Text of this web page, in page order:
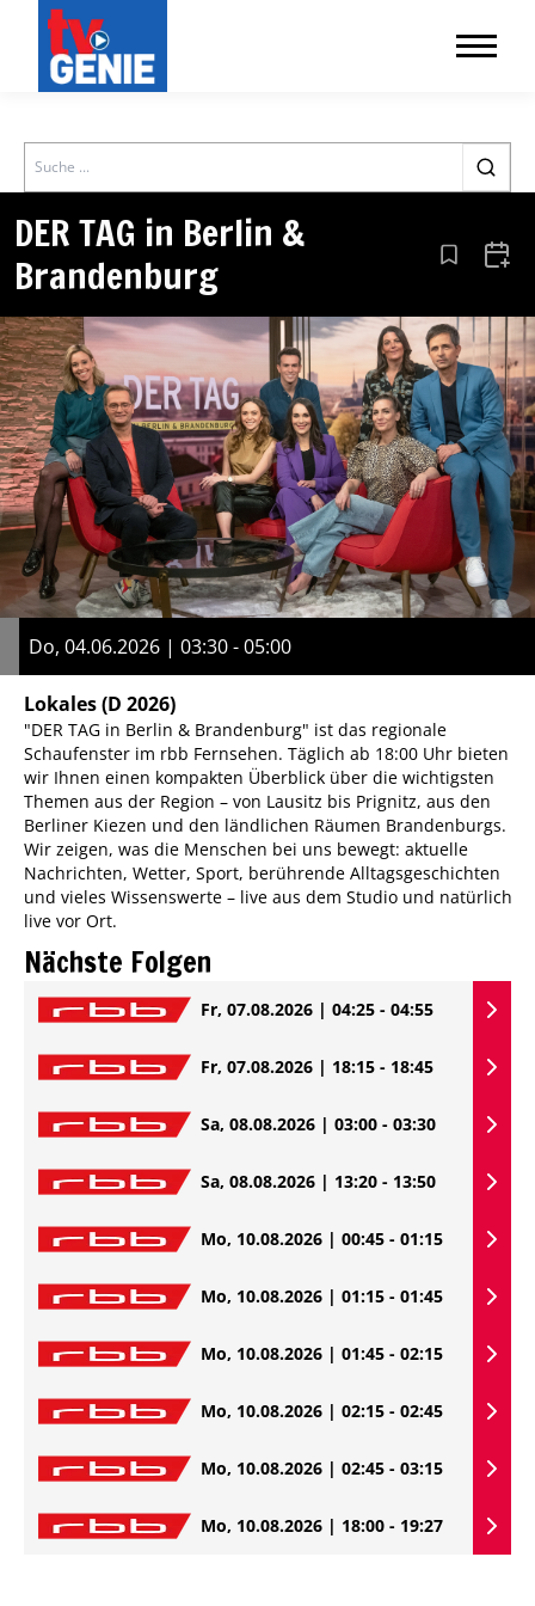
Search
DER TAG in Berlin &
Brandenburg
Aus den
Do, 04.06.2026 | 03:30 - 05:00
Lokales(D 2026)
"DER TAG in Berlin & Brandenburg" ist das regionale
Schaufenster im rbb Fernsehen. Täglich ab 18:00 Uhr bieten
wir Ihnen einen kompakten Überblick über die wichtigsten
Themen aus der Region – von Lausitz bis Prignitz, aus den
Berliner Kiezen und den ländlichen Räumen Brandenburgs.
Wir zeigen, was die Menschen bei uns bewegt: aktuelle
Nachrichten, Wetter, Sport, berührende Alltagsgeschichten
und vieles Wissenswerte – live aus dem Studio und natürlich
live vor Ort.
Nächste Folgen
Fr, 07.08.2026 | 04:25 - 04:55
Fr, 07.08.2026 | 18:15 - 18:45
Sa, 08.08.2026 | 03:00 - 03:30
Sa, 08.08.2026 | 13:20 - 13:50
Mo, 10.08.2026 | 00:45 - 01:15
Mo, 10.08.2026 | 01:15 - 01:45
Mo, 10.08.2026 | 01:45 - 02:15
Mo, 10.08.2026 | 02:15 - 02:45
Mo, 10.08.2026 | 02:45 - 03:15
Mo, 10.08.2026 | 18:00 - 19:27